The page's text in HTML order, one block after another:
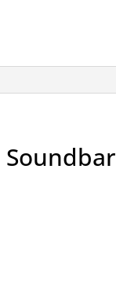
Soundbar